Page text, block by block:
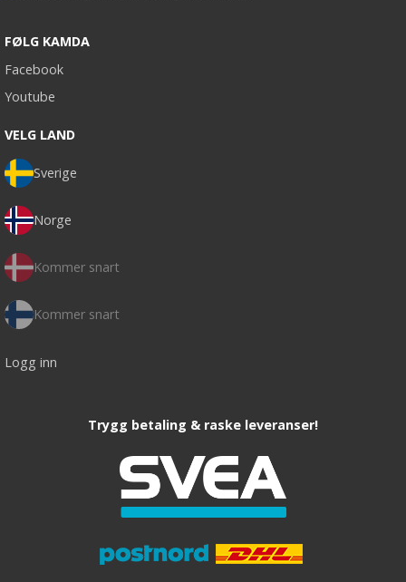
FØLG KAMDA
Facebook
Youtube
VELG LAND
Sverige
Norge
Kommer snart
Kommer snart
Logg inn
Trygg betaling & raske leveranser!